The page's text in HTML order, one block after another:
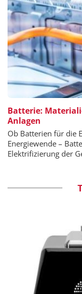
Batterie:
Anlagen
Ob Batterien für die
Energiewende –
Elektrifizierung der